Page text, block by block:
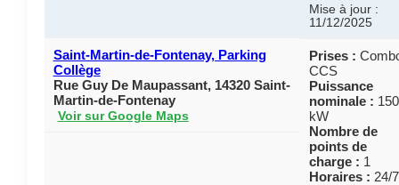
Mise à jour :
11/12/2025
Saint-Martin-de-Fontenay, Parking
Collège
Rue Guy De Maupassant, 14320 Saint-
Martin-de-Fontenay
Voir sur Google Maps
Prises :
CCS
Puissance
nominale : 150
kW
Nombre de
points de
charge : 1
Horaires : 24/7